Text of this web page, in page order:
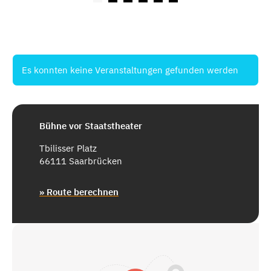
Es konnten keine Veranstaltungen gefunden werden
Bühne vor Staatstheater
Tbilisser Platz
66111 Saarbrücken
» Route berechnen